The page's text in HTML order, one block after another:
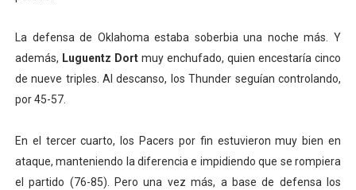
La defensa de Oklahoma estaba soberbia una noche más. Y
además, Luguentz Dortmuy enchufado, quien encestaría cinco
de nueve triples. Al descanso, los Thunder seguían controlando,
por 45-57.
En el tercer cuarto, los Pacers por fin estuvieron muy bien en
ataque, manteniendo la diferencia e impidiendo que se rompiera
el partido (76-85). Pero una vez más, a base de defensa los